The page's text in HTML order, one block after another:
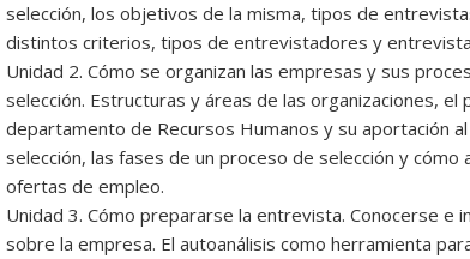
selección, los objetivos de la misma, tipos de
distintos criterios, tipos de entrevistadores y
Unidad 2. Cómo se organizan las empresas y sus
selección. Estructuras y áreas de las organizaciones, el
departamento de Recursos Humanos y su aportación
selección, las fases de un proceso de selección y cómo
ofertas de empleo.
Unidad 3. Cómo prepararse la entrevista. Conocerse e
sobre la empresa. El autoanálisis como herramienta